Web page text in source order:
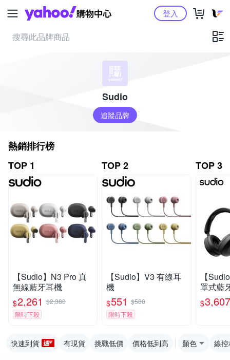
Yahoo購物中心登入
Sudio
追蹤品牌
熱銷排行榜
TOP 1
【Sudio】N3 Pro 真
無線藍牙耳機
$2,261 $2,380
限時下殺
TOP 2
【Sudio】V3 有線耳
機
$551
$580
限時下殺
TOP 3
【
罩式藍
耳機
$3,607
快速到貨 有現貨 挑戰低價 價格低到高 顏色 線